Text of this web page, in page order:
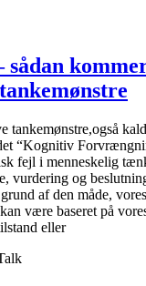
tankemønstre,også
“Kognitiv
fejl i menneskelig
vurdering og
af den måde,
være baseret på
eller